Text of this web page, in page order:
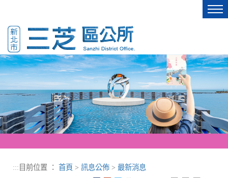
::: 目前位置 ： 首頁 > 訊息公佈 > 最新消息